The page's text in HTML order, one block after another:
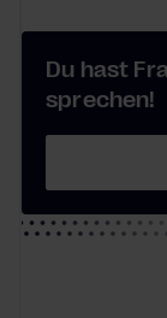
Du hast
sprechen!